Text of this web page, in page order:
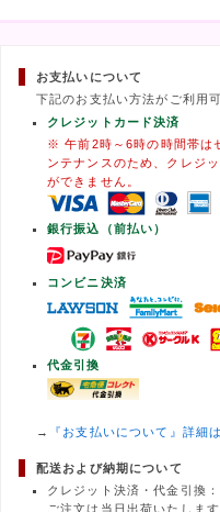
お支払いについて
下記のお支払い方法がご利用
クレジットカード決済
※ 午前2時～6時の時間帯は
ンテナンスのため、クレジ
ができません。
銀行振込（前払い）
コンビニ決済
代金引換
→ 『お支払いについて』詳細
配送および納期について
クレジット決済・代金引換
ご注文は当日出荷いたします